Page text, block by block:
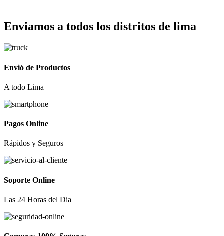
Enviamos a todos los distritos de lima
Envió de Productos
A todo Lima
Pagos Online
Rápidos y Seguros
Soporte Online
Las 24 Horas del Dia